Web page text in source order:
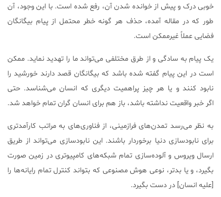
خوبی درک و پیش از خوانده شدن آن، رفع شده است. با این وجود، آن
طور که در مقاله آمده، حذف هر گونه خطر محتمل از پیام بیگانگان
فضایی عملاً غیرممکن است.
یک پیام به سادگی و از طرق مختلفی می‌تواند ما را تهدید نماید. ممکن
است در این پیام گفته شده باشد که بیگانگان قصد دارند خورشید را
نابود کنند و یا هر چیز پراهمیت دیگری که انسان می‌شناسد. حتی
اگر خبر واقعیت نداشته باشد، باز هم برای انسان گران تمام خواهد شد.
به نظر می‌رسد تمدن‌های فرازمینی، از فناوری‌های به مراتب کارآمدتری
برای نابودسازی دنیا برخوردار باشند. این نابودسازی می‌تواند از طریق
ارسال ویروس و آلوده‌سازی تمام شبکه‌های کامپیوتری در زمین صورت
بگیرد، و یا بدتر، نوعی هوش مصنوعی که بتواند کنترل تمام رایانه‌ها را
[علیه انسان] در دست بگیرد.